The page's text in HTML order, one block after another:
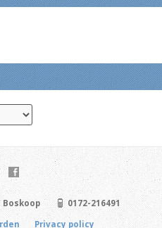
Boskoop
0172-216491
Privacy policy